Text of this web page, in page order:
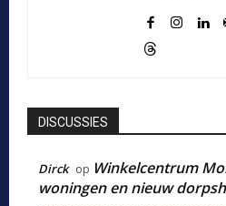
DISCUSSIES
Dirck op Winkelcentrum
woningen en nieuw